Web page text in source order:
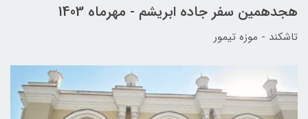
هجدهمین سفر جاده ابریشم - مهرماه 1403
تاشکند - موزه تیمور